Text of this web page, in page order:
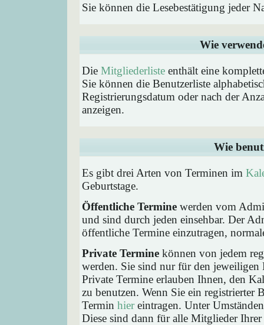
Sie können die Lesebestätigung jeder
Wie
Die Mitgliederliste enthält eine
Sie können die Benutzerliste
Registrierungsdatum oder nach der
anzeigen.
Wie
Es gibt drei Arten von Terminen im
Geburtstage.
Öffentliche Termine werden vom
und sind durch jeden einsehbar. Der
öffentliche Termine einzutragen,
Private Termine können von jedem
werden. Sie sind nur für den jeweiligen
Private Termine erlauben Ihnen, den
zu benutzen. Wenn Sie ein registrierter
Termin hiereintragen. Unter
Diese sind dann für alle Mitglieder